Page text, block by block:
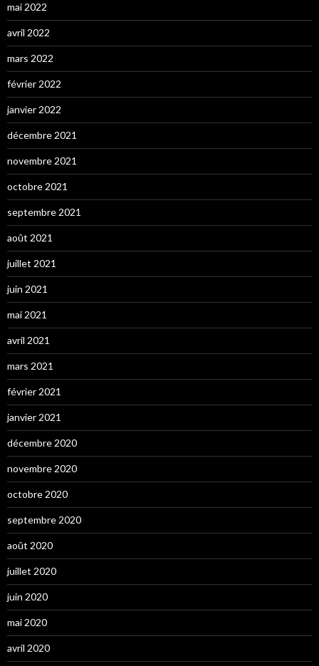
mai 2022
avril 2022
mars 2022
février 2022
janvier 2022
décembre 2021
novembre 2021
octobre 2021
septembre 2021
août 2021
juillet 2021
juin 2021
mai 2021
avril 2021
mars 2021
février 2021
janvier 2021
décembre 2020
novembre 2020
octobre 2020
septembre 2020
août 2020
juillet 2020
juin 2020
mai 2020
avril 2020